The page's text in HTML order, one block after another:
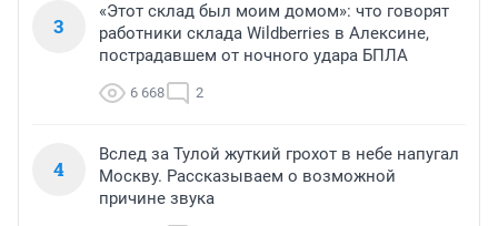
3
«Этот склад был моим домом»: что говорят
работники склада Wildberries в Алексине,
пострадавшем от ночного удара БПЛА
6 668 2
4
Вслед за Тулой жуткий грохот в небе напугал
Москву. Рассказываем о возможной
причине звука